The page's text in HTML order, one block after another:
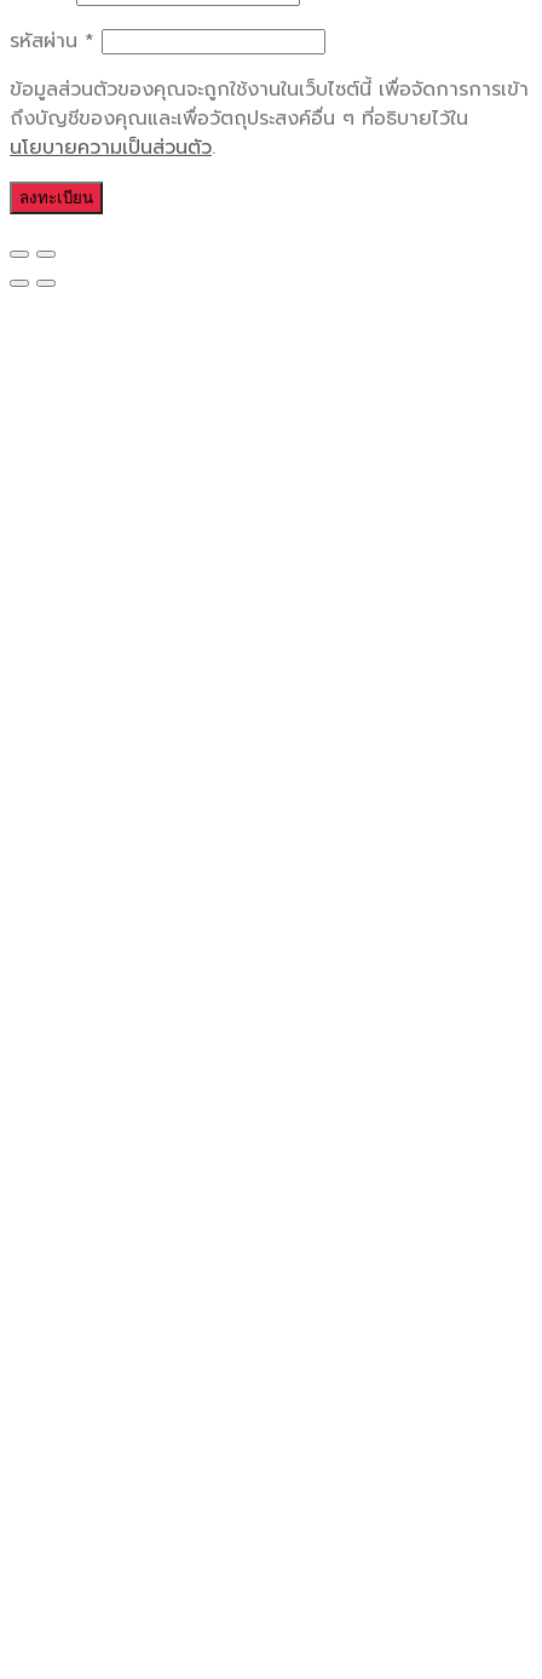
รหัสผ่าน *
ข้อมูลส่วนตัวของคุณจะถูกใช้งานในเว็บไซต์นี้ เพื่อจัดการการเข้า
ถึงบัญชีของคุณและเพื่อวัตถุประสงค์อื่น ๆ ที่อธิบายไว้ใน
นโยบายความเป็นส่วนตัว.
ลงทะเบียน